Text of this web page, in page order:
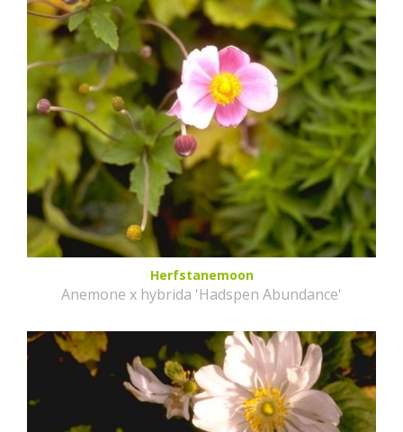
Herfstanemoon
Anemone x hybrida 'Hadspen Abundance'